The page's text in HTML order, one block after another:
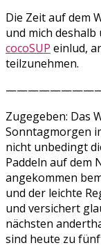
Die Zeit auf dem
und mich
cocoSUP einlud,
teilzunehmen.
Zugegeben: Das
Sonntagmorgen
nicht unbedingt
Paddeln auf dem
angekommen
und der leichte
und versichert
nächsten
sind heute zu